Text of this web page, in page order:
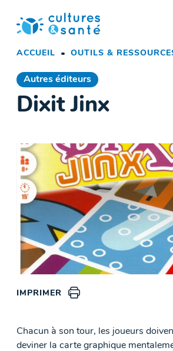
contenu
ACCUEIL OUTILS &
Autres éditeurs
Dixit Jinx
IMPRIMER
Chacun à son tour, les joueurs
deviner la carte graphique